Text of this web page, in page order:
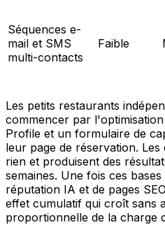
Séquences e-
mail et SMS
multi-contacts
Faible
Les petits restaurants
commencer par
Profile et un formulaire de
leur page de réservation.
rien et produisent des
semaines. Une fois ces
réputation IA et de pages
effet cumulatif qui croît sans
proportionnelle de la charge